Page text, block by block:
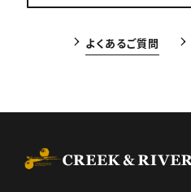
よくあるご質問